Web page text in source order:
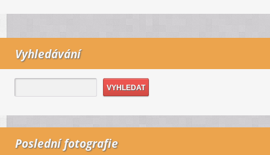
Vyhledávání
Poslední fotografie